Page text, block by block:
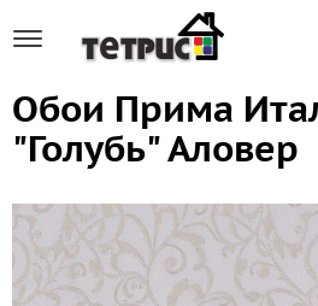
Обои Прима
"Голубь" Аловер